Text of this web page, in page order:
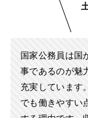
国家公務員は国
事であるのが魅
充実しています
でも働きやすい